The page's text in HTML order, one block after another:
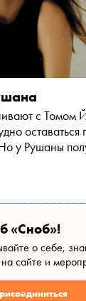
с Томом
у Рушаны
и в
леса и про
сама…
«Сноб»!
о себе,
сайте и